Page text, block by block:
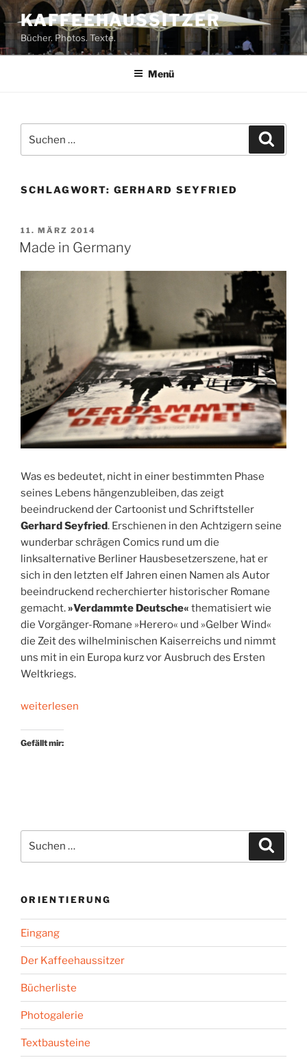
Zum
Inhalt
springen
KAFFEEHAUSSITZER
Bücher. Photos. Texte.
Menü
nach:
SCHLAGWORT: GERHARD SEYFRIED
VERÖFFENTLICHT
AM
11. MÄRZ 2014
Made in Germany
Was es bedeutet, nicht in einer bestimmten Phase
seines Lebens hängenzubleiben, das zeigt
beeindruckend der Cartoonist und Schriftsteller
Gerhard Seyfried. Erschienen in den Achtzigern seine
wunderbar schrägen Comics rund um die
linksalternative Berliner Hausbesetzerszene, hat er
sich in den letzten elf Jahren einen Namen als Autor
beeindruckend recherchierter historischer Romane
gemacht. »Verdammte Deutsche« thematisiert wie
die Vorgänger-Romane »Herero« und »Gelber Wind«
die Zeit des wilhelminischen Kaiserreichs und nimmt
uns mit in ein Europa kurz vor Ausbruch des Ersten
Weltkriegs.
„Made
Germany“
weiterlesen
Gefällt mir:
nach:
ORIENTIERUNG
Eingang
Der Kaffeehaussitzer
Bücherliste
Photogalerie
Textbausteine